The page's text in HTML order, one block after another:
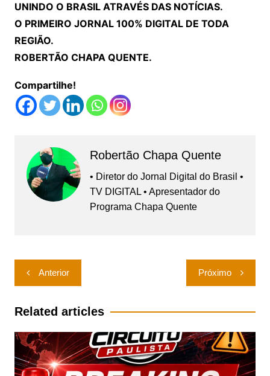
UNINDO O BRASIL ATRAVÉS DAS NOTÍCIAS.
O PRIMEIRO JORNAL 100% DIGITAL DE TODA
REGIÃO.
ROBERTÃO CHAPA QUENTE.
Compartilhe!
Robertão Chapa Quente
• Diretor do Jornal Digital do Brasil •
TV DIGITAL • Apresentador do
Programa Chapa Quente
Navegação
de
Post
Anterior Próximo
Related articles